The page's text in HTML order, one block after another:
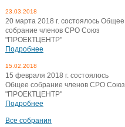
23.03.2018
20 марта 2018 г. состоялось Общее
собрание членов СРО Союз
"ПРОЕКТЦЕНТР"
Подробнее
15.02.2018
15 февраля 2018 г. состоялось
Общее собрание членов СРО Союз
"ПРОЕКТЦЕНТР"
Подробнее
Все собрания